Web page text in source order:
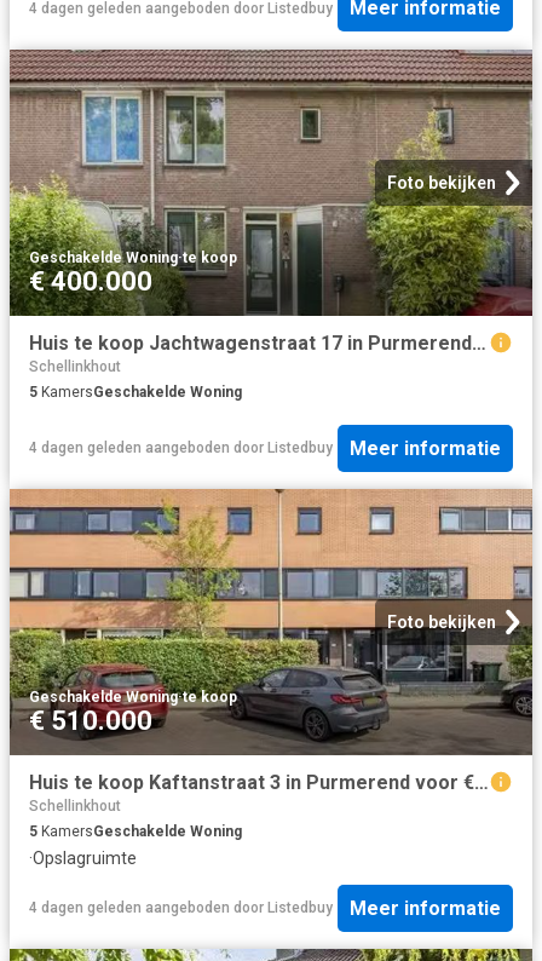
4 dagen geleden aangeboden door Listedbuy Meer informatie
Foto bekijken
Geschakelde Woning·te koop
€ 400.000
Huis te koop Jachtwagenstraat 17 in Purmerend voor € 400.000
Schellinkhout
5 KamersGeschakelde Woning
4 dagen geleden aangeboden door Listedbuy Meer informatie
Foto bekijken
Geschakelde Woning·te koop
€ 510.000
Huis te koop Kaftanstraat 3 in Purmerend voor € 510.000
Schellinkhout
5 KamersGeschakelde Woning
·Opslagruimte
4 dagen geleden aangeboden door Listedbuy Meer informatie